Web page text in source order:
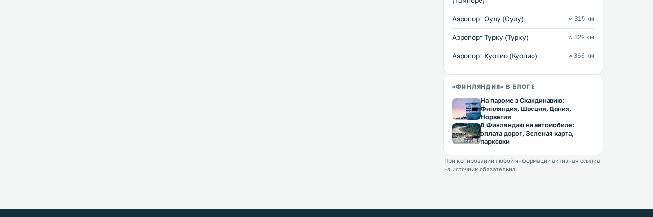
Аэропорт Оулу (Оулу) ≈ 315 км
Аэропорт Турку (Турку) ≈ 329 км
Аэропорт Куопио (Куопио) ≈ 366 км
«ФИНЛЯНДИЯ» В БЛОГЕ
На пароме в Скандинавию:
Финляндия, Швеция, Дания,
Норвегия
В Финляндию на автомобиле:
оплата дорог, Зеленая карта,
парковки
При копировании любой информации активная ссылка
на источник обязательна.